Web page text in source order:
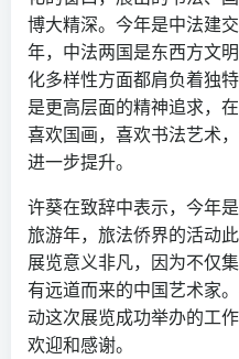
博大精深。今年是中法建
年，中法两国是东西方文
化多样性方面都肩负着独
是更高层面的精神追求，
喜欢国画，喜欢书法艺术
进一步提升。
许葵在致辞中表示，今年
旅游年，旅法侨界的活动
展览意义非凡，因为不仅
有远道而来的中国艺术家
动这次展览成功举办的工
欢迎和感谢。